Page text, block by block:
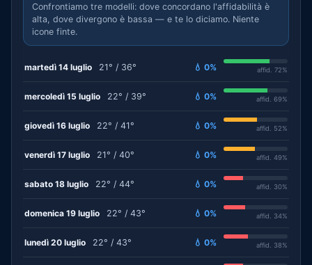
Confrontiamo tre modelli: dove concordano l'affidabilità è
alta, dove divergono è bassa — e te lo diciamo. Niente
icone finte.
martedì 14 luglio 21° / 36° 💧 0% affid. 72%
mercoledì 15 luglio 22° / 39° 💧 0% affid. 69%
giovedì 16 luglio 22° / 41° 💧 0% affid. 52%
venerdì 17 luglio 21° / 40° 💧 0% affid. 49%
sabato 18 luglio 22° / 44° 💧 0% affid. 30%
domenica 19 luglio 22° / 43° 💧 0% affid. 34%
lunedì 20 luglio 22° / 43° 💧 0% affid. 38%